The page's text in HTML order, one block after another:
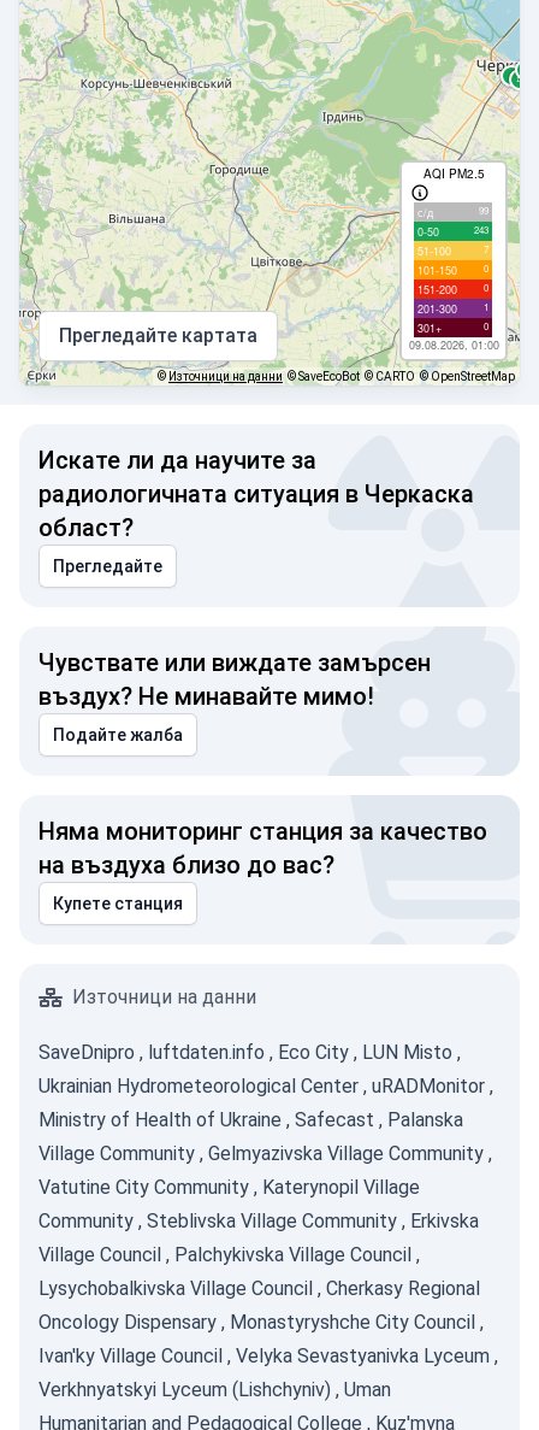
AQI PM2.5
с/д 99
0-50 243
51-100 7
101-150 0
151-200 0
201-300 1
301+ 0
09.08.2026, 01:00
Прегледайте картата
© Източници на данни © SaveEcoBot © CARTO © OpenStreetMap
Искате ли да научите за
радиологичната ситуация в Черкаска
област?
Прегледайте
Чувствате или виждате замърсен
въздух? Не минавайте мимо!
Подайте жалба
Няма мониторинг станция за качество
на въздуха близо до вас?
Купете станция
Източници на данни
SaveDnipro , luftdaten.info , Eco City , LUN Misto ,
Ukrainian Hydrometeorological Center , uRADMonitor ,
Ministry of Health of Ukraine , Safecast , Palanska
Village Community , Gelmyazivska Village Community ,
Vatutine City Community , Katerynopil Village
Community , Steblivska Village Community , Erkivska
Village Council , Palchykivska Village Council ,
Lysychobalkivska Village Council , Cherkasy Regional
Oncology Dispensary , Monastyryshche City Council ,
Ivan'ky Village Council , Velyka Sevastyanivka Lyceum ,
Verkhnyatskyi Lyceum (Lishchyniv) , Uman
Humanitarian and Pedagogical College , Kuz'myna